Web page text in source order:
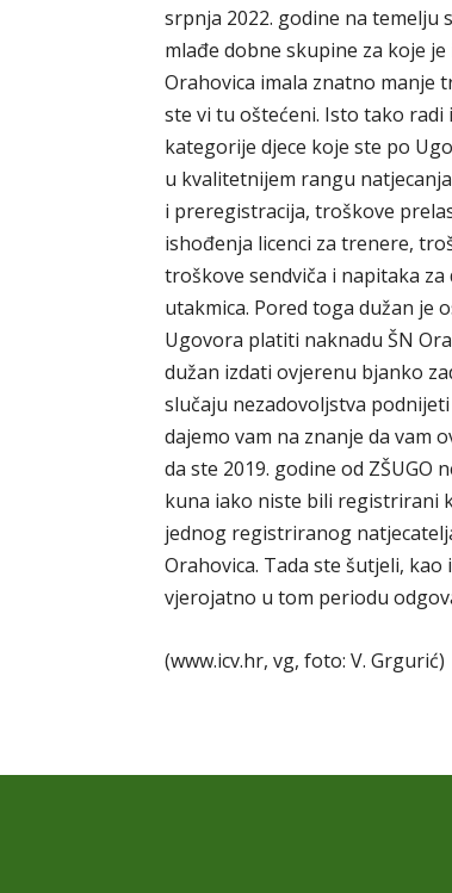
srpnja 2022. godine na
mlađe dobne skupine za koje
Orahovica imala znatno manje
ste vi tu oštećeni. Isto tako
kategorije djece koje ste po
u kvalitetnijem rangu
i preregistracija, troškove
ishođenja licenci za trenere,
troškove sendviča i napitaka
utakmica. Pored toga dužan je
Ugovora platiti naknadu ŠN
dužan izdati ovjerenu bjanko
slučaju nezadovoljstva
dajemo vam na znanje da vam
da ste 2019. godine od
kuna iako niste bili registrirani
jednog registriranog
Orahovica. Tada ste šutjeli,
vjerojatno u tom periodu
(www.icv.hr, vg, foto: V. Grgurić)